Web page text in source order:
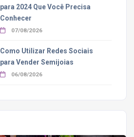
para 2024 Que Você Precisa
Conhecer
07/08/2026
Como Utilizar Redes Sociais
para Vender Semijoias
06/08/2026